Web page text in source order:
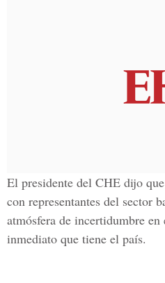
El presidente del CHE dijo
con representantes del sector
atmósfera de incertidumbre
inmediato que tiene el país.